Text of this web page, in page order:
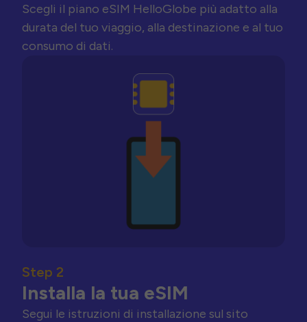
Scegli il piano eSIM HelloGlobe più adatto alla
durata del tuo viaggio, alla destinazione e al tuo
consumo di dati.
Step 2
Installa la tua eSIM
Segui le istruzioni di installazione sul sito